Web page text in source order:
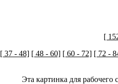
[
[ 37 - 48] [ 48 - 60] [ 60 - 72] [ 72 -
Эта картинка для